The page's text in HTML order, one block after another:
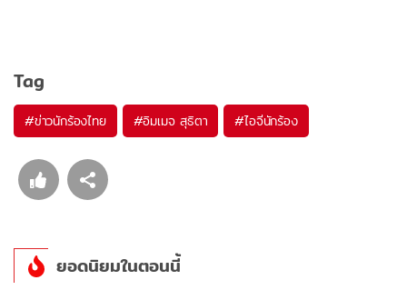
Tag
#ข่าวนักร้องไทย #อิมเมจ สุธิตา #ไอจีนักร้อง
ยอดนิยมในตอนนี้